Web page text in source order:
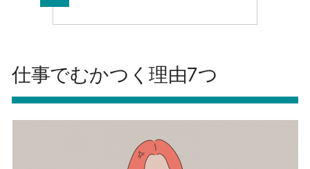
仕事でむかつく理由7つ